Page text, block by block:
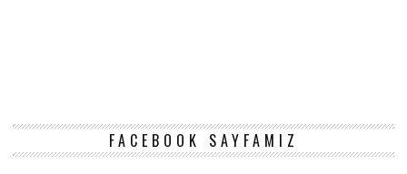
FACEBOOK SAYFAMIZ